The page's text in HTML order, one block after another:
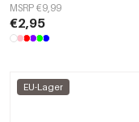
MSRP €9,99
€2,95
EU-Lager